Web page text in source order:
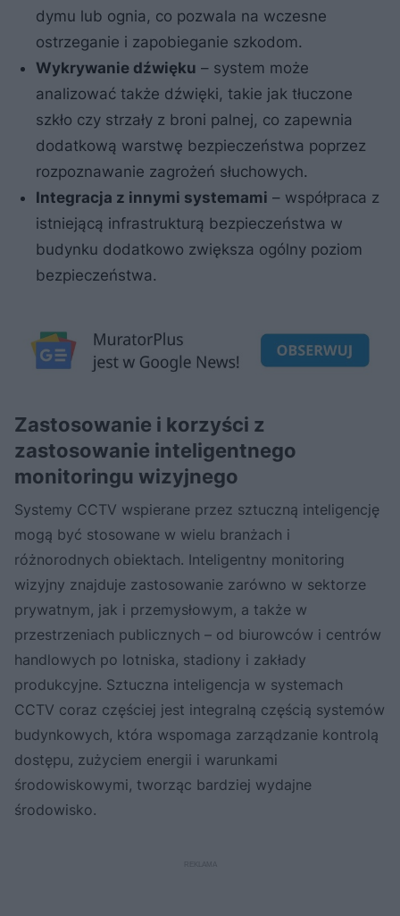
dymu lub ognia, co pozwala na wczesne
ostrzeganie i zapobieganie szkodom.
Wykrywanie dźwięku – system może
analizować także dźwięki, takie jak tłuczone
szkło czy strzały z broni palnej, co zapewnia
dodatkową warstwę bezpieczeństwa poprzez
rozpoznawanie zagrożeń słuchowych.
Integracja z innymi systemami – współpraca z
istniejącą infrastrukturą bezpieczeństwa w
budynku dodatkowo zwiększa ogólny poziom
bezpieczeństwa.
Zastosowanie i korzyści z
zastosowanie inteligentnego
monitoringu wizyjnego
Systemy CCTV wspierane przez sztuczną inteligencję
mogą być stosowane w wielu branżach i
różnorodnych obiektach. Inteligentny monitoring
wizyjny znajduje zastosowanie zarówno w sektorze
prywatnym, jak i przemysłowym, a także w
przestrzeniach publicznych – od biurowców i centrów
handlowych po lotniska, stadiony i zakłady
produkcyjne. Sztuczna inteligencja w systemach
CCTV coraz częściej jest integralną częścią systemów
budynkowych, która wspomaga zarządzanie kontrolą
dostępu, zużyciem energii i warunkami
środowiskowymi, tworząc bardziej wydajne
środowisko.